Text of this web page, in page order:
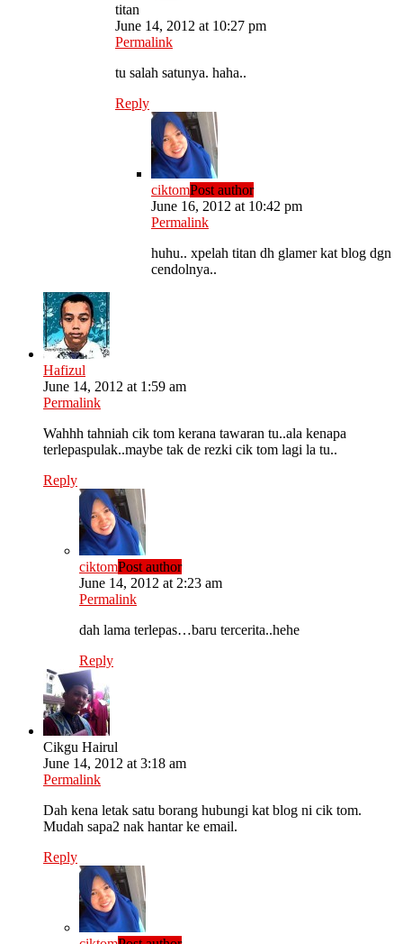
titan
June 14, 2012 at 10:27 pm
Permalink
tu salah satunya. haha..
Reply
ciktomPost author
June 16, 2012 at 10:42 pm
Permalink
huhu.. xpelah titan dh glamer kat blog dgn
cendolnya..
Hafizul
June 14, 2012 at 1:59 am
Permalink
Wahhh tahniah cik tom kerana tawaran tu..ala kenapa
terlepaspulak..maybe tak de rezki cik tom lagi la tu..
Reply
ciktomPost author
June 14, 2012 at 2:23 am
Permalink
dah lama terlepas…baru tercerita..hehe
Reply
Cikgu Hairul
June 14, 2012 at 3:18 am
Permalink
Dah kena letak satu borang hubungi kat blog ni cik tom.
Mudah sapa2 nak hantar ke email.
Reply